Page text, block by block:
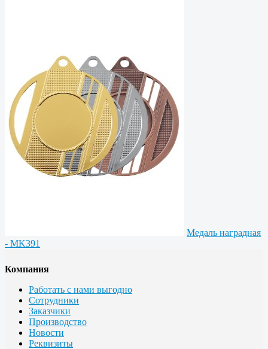
Медаль наградная
- MK391
Компания
Работать с нами выгодно
Сотрудники
Заказчики
Производство
Новости
Реквизиты